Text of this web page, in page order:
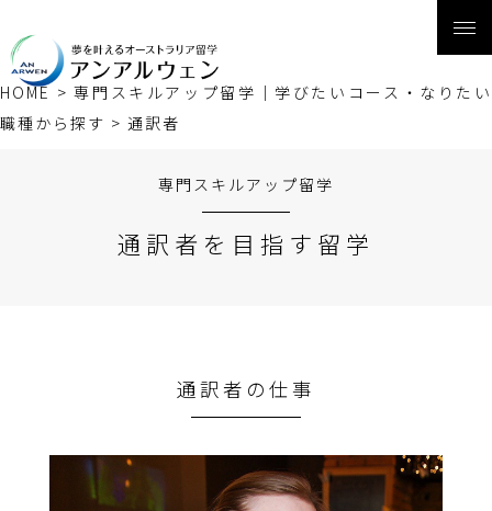
HOME >専門スキルアップ留学｜学びたいコース・なりたい
職種から探す > 通訳者
専門スキルアップ留学
通訳者を目指す留学
通訳者の仕事